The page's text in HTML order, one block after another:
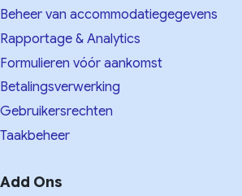
Beheer van accommodatiegegevens
Rapportage & Analytics
Formulieren vóór aankomst
Betalingsverwerking
Gebruikersrechten
Taakbeheer
Add Ons